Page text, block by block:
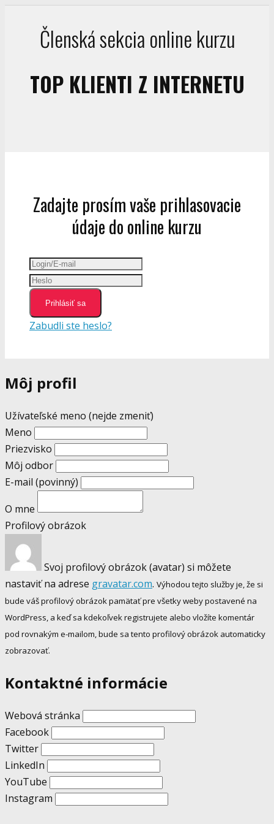
Členská sekcia online kurzu
TOP KLIENTI Z INTERNETU
Zadajte prosím vaše prihlasovacie
údaje do online kurzu
Prihlásiť sa
Zabudli ste heslo?
Môj profil
Užívateľské meno (nejde zmeniť)
Meno
Priezvisko
Môj odbor
E-mail (povinný)
O mne
Profilový obrázok
Svoj profilový obrázok (avatar) si môžete
nastaviť na adrese gravatar.com. Výhodou tejto služby je, že si
bude váš profilový obrázok pamätať pre všetky weby postavené na
WordPress, a keď sa kdekoľvek registrujete alebo vložíte komentár
pod rovnakým e-mailom, bude sa tento profilový obrázok automaticky
zobrazovať.
Kontaktné informácie
Webová stránka
Facebook
Twitter
LinkedIn
YouTube
Instagram